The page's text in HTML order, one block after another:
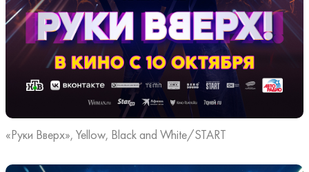
«Руки Вверх», Yellow, Black and White/START